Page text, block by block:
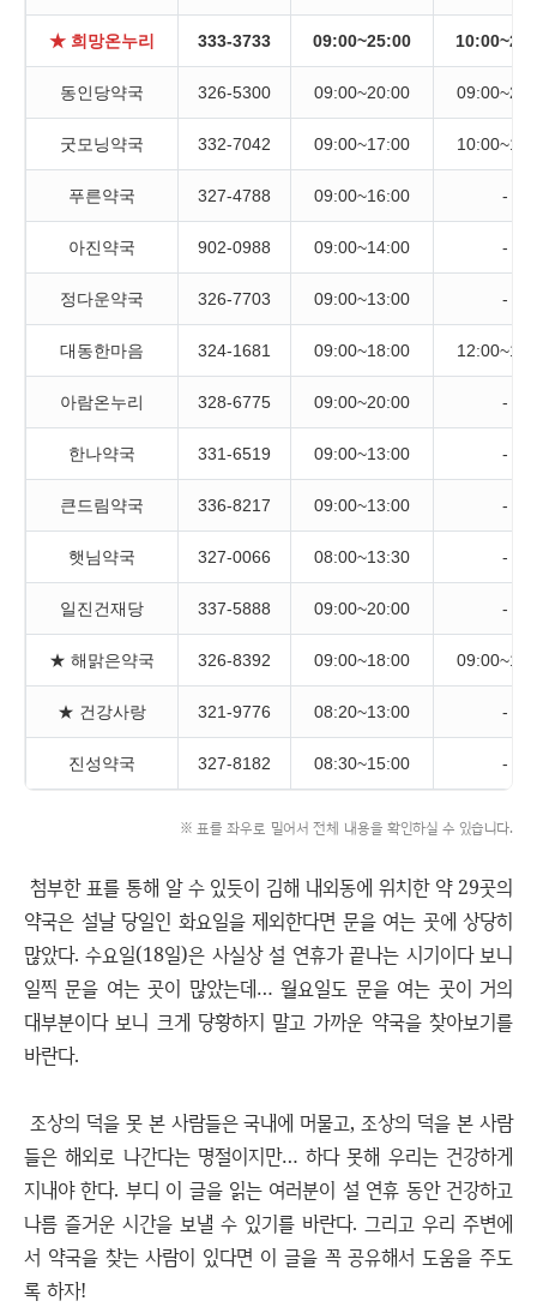
★ 희망온누리 333-3733 09:00~25:00
동인당약국 326-5300 09:00~20:00
굿모닝약국 332-7042 09:00~17:00
푸른약국 327-4788 09:00~16:00 -
아진약국 902-0988 09:00~14:00 -
정다운약국 326-7703 09:00~13:00 -
대동한마음 324-1681 09:00~18:00
아람온누리 328-6775 09:00~20:00 -
한나약국 331-6519 09:00~13:00 -
큰드림약국 336-8217 09:00~13:00 -
햇님약국 327-0066 08:00~13:30 -
일진건재당 337-5888 09:00~20:00 -
★ 해맑은약국 326-8392 09:00~18:00
★ 건강사랑 321-9776 08:20~13:00 -
진성약국 327-8182 08:30~15:00 -
※ 표를 좌우로 밀어서 전체 내용을 확인하실 수 있습니다.
첨부한 표를 통해 알 수 있듯이 김해 내외동에 위치한 약 29곳의
약국은 설날 당일인 화요일을 제외한다면 문을 여는 곳에 상당히
많았다. 수요일(18일)은 사실상 설 연휴가 끝나는 시기이다 보니
일찍 문을 여는 곳이 많았는데… 월요일도 문을 여는 곳이 거의
대부분이다 보니 크게 당황하지 말고 가까운 약국을 찾아보기를
바란다.
조상의 덕을 못 본 사람들은 국내에 머물고, 조상의 덕을 본 사람
들은 해외로 나간다는 명절이지만… 하다 못해 우리는 건강하게
지내야 한다. 부디 이 글을 읽는 여러분이 설 연휴 동안 건강하고
나름 즐거운 시간을 보낼 수 있기를 바란다. 그리고 우리 주변에
서 약국을 찾는 사람이 있다면 이 글을 꼭 공유해서 도움을 주도
록 하자!